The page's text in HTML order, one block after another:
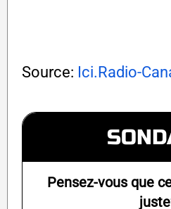
Source: Ici.Radio-
Pensez-vous que